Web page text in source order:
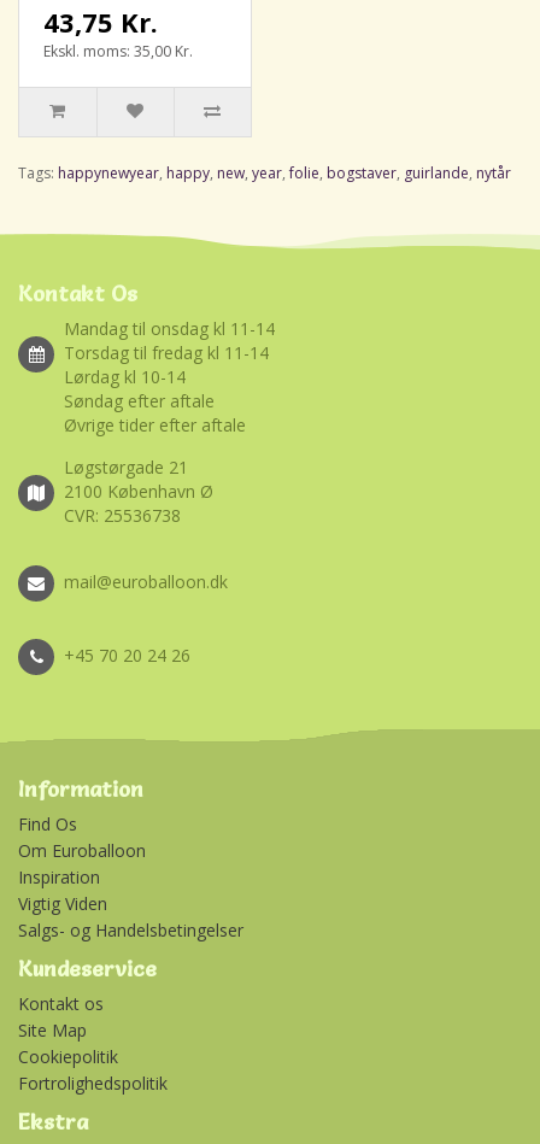
43,75 Kr.
Ekskl. moms: 35,00 Kr.
Tags: happynewyear, happy, new, year,folie, bogstaver, guirlande, nytår
Kontakt Os
Mandag til onsdag kl 11-14
Torsdag til fredag kl 11-14
Lørdag kl 10-14
Søndag efter aftale
Øvrige tider efter aftale
Løgstørgade 21
2100 København Ø
CVR: 25536738
mail@euroballoon.dk
+45 70 20 24 26
Information
Find Os
Om Euroballoon
Inspiration
Vigtig Viden
Salgs- og Handelsbetingelser
Kundeservice
Kontakt os
Site Map
Cookiepolitik
Fortrolighedspolitik
Ekstra